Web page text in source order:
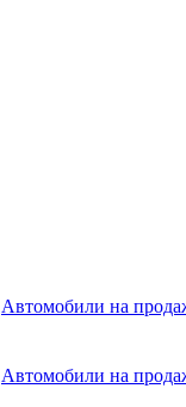
Автомобили на
Автомобили на